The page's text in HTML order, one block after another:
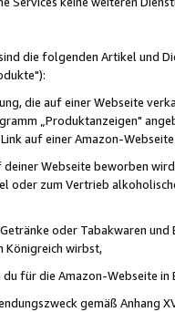
die folgenden Artikel und
die auf einer Webseite
„Produktanzeigen"
auf einer Amazon-
Webseite beworben
oder zum Vertrieb
oder Tabakwaren
Königreich wirbst,
für die Amazon-Webseite in
gemäß Anhang